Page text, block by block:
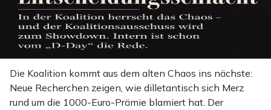
Die Koalition kommt aus dem alten Chaos ins nächste:
Neue Recherchen zeigen, wie dilletantisch sich Merz
rund um die 1000-Euro-Prämie blamiert hat. Der